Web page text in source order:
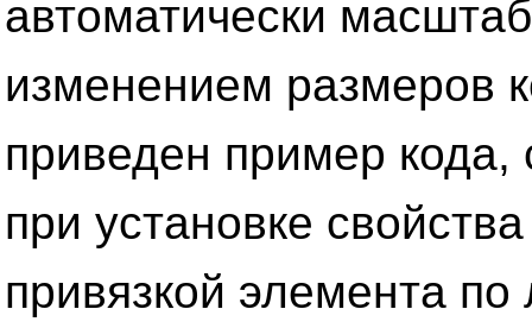
автоматически
изменением размеров
приведен пример кода,
при установке
привязкой элемента